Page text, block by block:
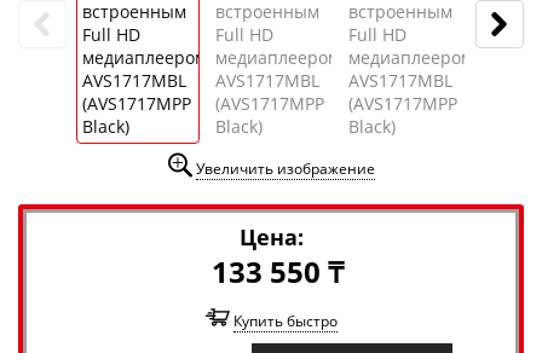
Увеличить изображение
Цена:
133 550 ₸
Купить быстро